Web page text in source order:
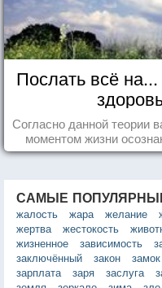
Послать всё
Согласно данной теории
моментом жизни
попробуем
САМЫЕ
жалость
жара желание
жертва
жестокость
жизненное
зависимость
заключённый
закон замок
зарплата
заря заслуга